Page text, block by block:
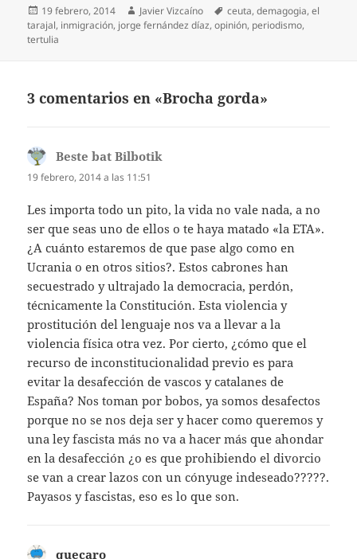
Publicado
el
19 febrero, 2014 Autor
Javier Vizcaíno Etiquetas
ceuta,demagogia,el
tarajal, inmigración, jorge fernández díaz,opinión, periodismo,
tertulia
3 comentarios en «Brocha gorda»
Beste bat Bilbotik
19 febrero, 2014 a las 11:51
Les importa todo un pito, la vida no vale nada, a no
ser que seas uno de ellos o te haya matado «la ETA».
¿A cuánto estaremos de que pase algo como en
Ucrania o en otros sitios?. Estos cabrones han
secuestrado y ultrajado la democracia, perdón,
técnicamente la Constitución. Esta violencia y
prostitución del lenguaje nos va a llevar a la
violencia física otra vez. Por cierto, ¿cómo que el
recurso de inconstitucionalidad previo es para
evitar la desafección de vascos y catalanes de
España? Nos toman por bobos, ya somos desafectos
porque no se nos deja ser y hacer como queremos y
una ley fascista más no va a hacer más que ahondar
en la desafección ¿o es que prohibiendo el divorcio
se van a crear lazos con un cónyuge indeseado?????.
Payasos y fascistas, eso es lo que son.
quecaro